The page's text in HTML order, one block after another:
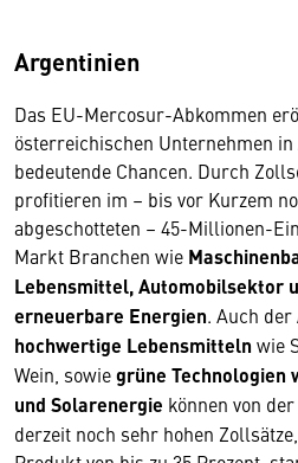
Argentinien
Das EU-Mercosur-Abkommen
österreichischen Unternehmen
bedeutende Chancen. Durch
profitieren im – bis vor Kurzem
abgeschotteten – 45-Millionen-
Markt Branchen wie
Lebensmittel, Automobilsektor
erneuerbare Energien. Auch der
hochwertige Lebensmitteln wie
Wein, sowiegrüne Technologien
und Solarenergie können von
derzeit noch sehr hohen